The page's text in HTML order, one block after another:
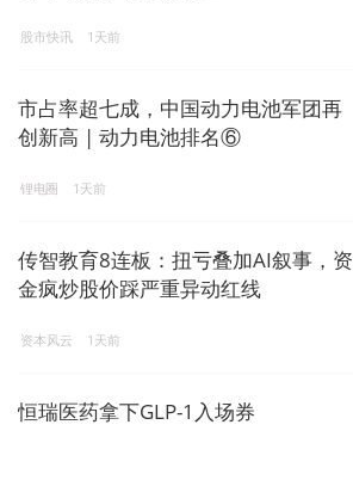
股市快讯 1天前
市占率超七成，中国动力电池军团再
创新高 | 动力电池排名⑥
锂电圈 1天前
传智教育8连板：扭亏叠加AI叙事，资
金疯炒股价踩严重异动红线
资本风云 1天前
恒瑞医药拿下GLP-1入场券